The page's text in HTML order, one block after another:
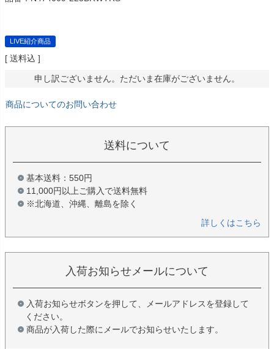
LIVE紹介商品
送料込
申し訳ございません。ただいま在庫がございません。
商品についてのお問い合わせ
送料について
基本送料：550円
11,000円以上ご購入で送料無料
※北海道、沖縄、離島を除く
詳しくはこちら
入荷お知らせメールについて
入荷お知らせボタンを押して、メールアドレスを登録して
ください。
商品が入荷した際にメールでお知らせいたします。